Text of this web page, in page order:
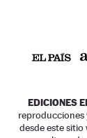
EDICIONES
reproducciones
desde este